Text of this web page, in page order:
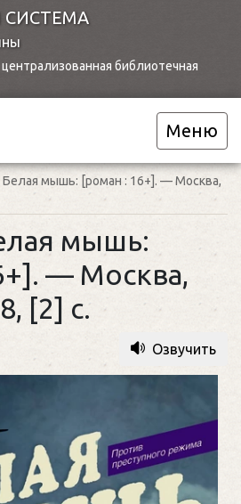
СИСТЕМА
библиотечная
Меню
Белая мышь: [роман : 16+]. — Москва,
мышь:
— Москва,
[2] с.
Озвучить